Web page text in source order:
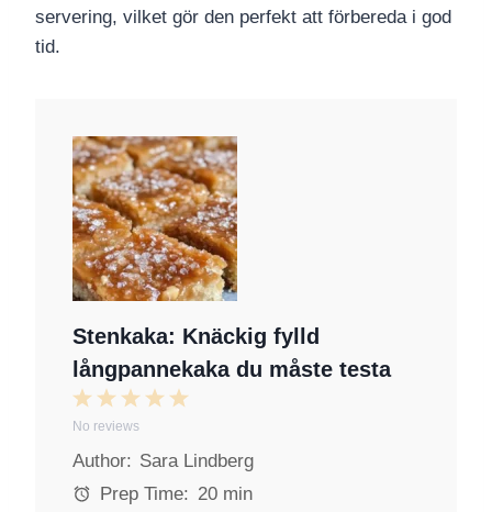
servering, vilket gör den perfekt att förbereda i god
tid.
Stenkaka: Knäckig fylld
långpannekaka du måste testa
5
t
4
t
a
3
t
a
2
S
t
a
1
S
t
a
No reviews
Author: Sara Lindberg
Prep Time: 20 min